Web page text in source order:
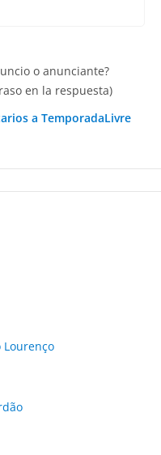
o anunciante?
en la respuesta)
a TemporadaLivre
Lourenço